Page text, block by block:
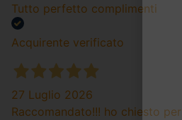
Tutto perfetto complimenti
Acquirente verificato
27 Luglio 2026
Raccomandato!!! ho chiesto